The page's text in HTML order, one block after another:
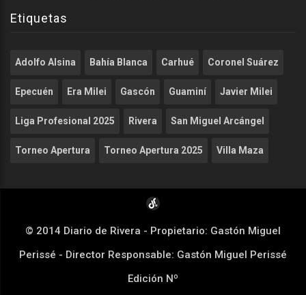
Etiquetas
Adolfo Alsina Bahía Blanca Carhué Coronel Suárez
Epecuén Era Milei Gascón Guaminí Javier Milei
Liga Profesional 2025 Rivera San Miguel Arcángel
Torneo Apertura Torneo Apertura 2025 Villa Maza
© 2014 Diario de Rivera - Propietario: Gastón Miguel
Perissé - Director Responsable: Gastón Miguel Perissé
Edición Nº